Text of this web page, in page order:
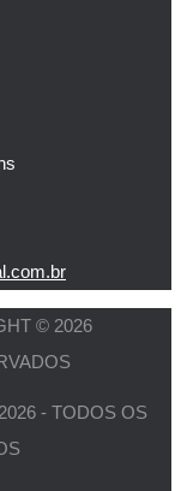
© 2026
- TODOS OS